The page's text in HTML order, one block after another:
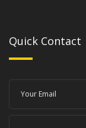
Quick Contact